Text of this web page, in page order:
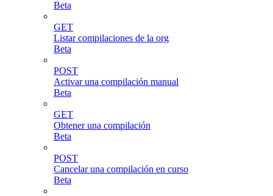
Beta
GET
Listar compilaciones de la org
Beta
POST
Activar una compilación manual
Beta
GET
Obtener una compilación
Beta
POST
Cancelar una compilación en curso
Beta